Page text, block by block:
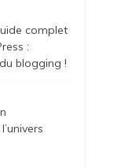
complet
:
blogging !